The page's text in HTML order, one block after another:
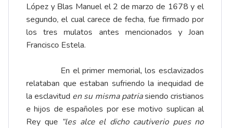
López y Blas Manuel el 2 de marzo de 1678 y el
segundo, el cual carece de fecha, fue firmado por
los tres mulatos antes mencionados y Joan
Francisco Estela.
En el primer memorial, los esclavizados
relataban que estaban sufriendo la inequidad de
la esclavitud en su misma patriasiendo cristianos
e hijos de españoles por ese motivo suplican al
Rey que “les alce el dicho cautiverio pues no